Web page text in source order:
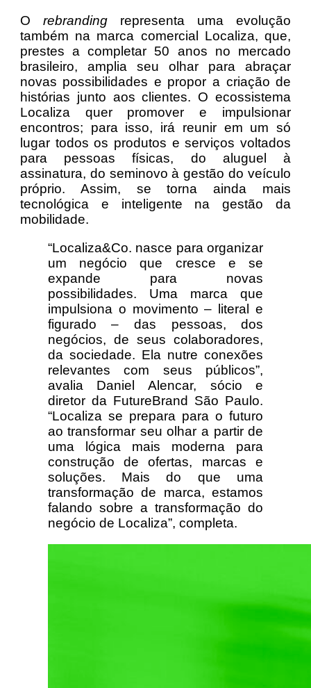
O rebranding representa uma evolução
também na marca comercial Localiza, que,
prestes a completar 50 anos no mercado
brasileiro, amplia seu olhar para abraçar
novas possibilidades e propor a criação de
histórias junto aos clientes. O ecossistema
Localiza quer promover e impulsionar
encontros; para isso, irá reunir em um só
lugar todos os produtos e serviços voltados
para pessoas físicas, do aluguel à
assinatura, do seminovo à gestão do veículo
próprio. Assim, se torna ainda mais
tecnológica e inteligente na gestão da
mobilidade.
“Localiza&Co. nasce para organizar
um negócio que cresce e se
expande para novas
possibilidades. Uma marca que
impulsiona o movimento – literal e
figurado – das pessoas, dos
negócios, de seus colaboradores,
da sociedade. Ela nutre conexões
relevantes com seus públicos”,
avalia Daniel Alencar, sócio e
diretor da FutureBrand São Paulo.
“Localiza se prepara para o futuro
ao transformar seu olhar a partir de
uma lógica mais moderna para
construção de ofertas, marcas e
soluções. Mais do que uma
transformação de marca, estamos
falando sobre a transformação do
negócio de Localiza”, completa.